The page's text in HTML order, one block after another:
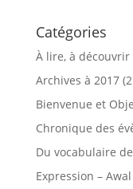
Catégories
À lire, à découvrir
Archives à 2017
Bienvenue et
Chronique des
Du vocabulaire
Expression – Awal